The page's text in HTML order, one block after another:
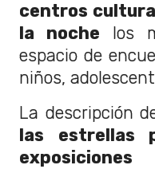
centros
la noche los
espacio de
niños,
La descripción
las estrellas